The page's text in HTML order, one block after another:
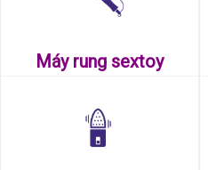
dụng.
Máy rung sextoy